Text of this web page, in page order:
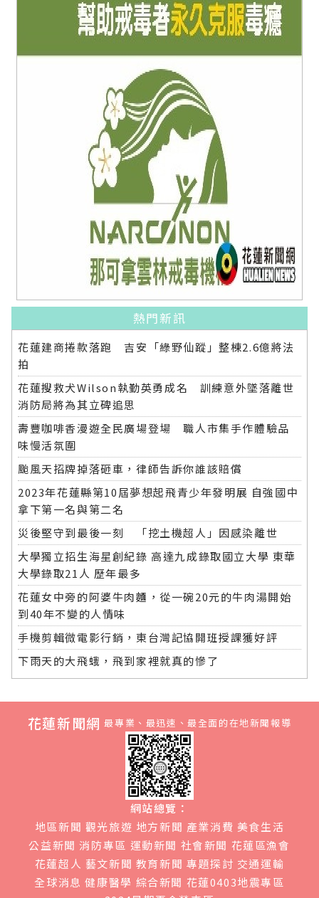
熱門新訊
花蓮建商捲款落跑 吉安「綠野仙蹤」整棟2.6億將法
拍
花蓮搜救犬Wilson執勤英勇成名 訓練意外墜落離世
消防局將為其立碑追思
壽豐咖啡香漫遊全民廣場登場 職人市集手作體驗品
味慢活氛圍
颱風天招牌掉落砸車，律師告訴你誰該賠償
2023年花蓮縣第10屆夢想起飛青少年發明展 自強國中
拿下第一名與第二名
災後堅守到最後一刻 「挖土機超人」因感染離世
大學獨立招生海星創紀錄 高達九成錄取國立大學 東華
大學錄取21人 歷年最多
花蓮女中旁的阿婆牛肉麵，從一碗20元的牛肉湯開始
到40年不變的人情味
手機剪輯微電影行銷，東台灣記協開班授課獲好評
下雨天的大飛蛾，飛到家裡就真的慘了
花蓮新聞網 最專業、最迅速、最全面的在地新聞報導
網站總覽：
地區新聞 觀光旅遊 地方新聞 產業消費 美食生活
公益新聞 消防專區 運動新聞 社會新聞 花蓮區漁會
花蓮超人 藝文新聞 教育新聞 專題探討 交通運輸
全球消息 健康醫學 綜合新聞 花蓮0403地震專區